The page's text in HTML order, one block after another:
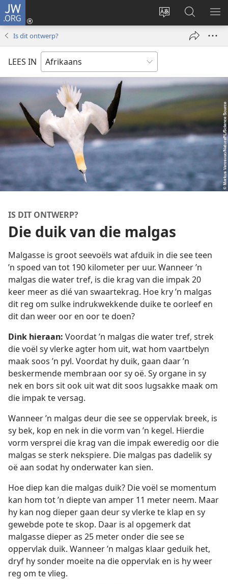
JW.ORG
Verander
Meld
aan
venster
Soek
op
JW.ORG
Is dit ontwerp?
LEES IN
IS DIT ONTWERP?
Die duik van die malgas
Malgasse is groot seevoëls wat afduik in die see teen
’n spoed van tot 190 kilometer per uur. Wanneer ’n
malgas die water tref, is die krag van die impak 20
keer meer as dié van swaartekrag. Hoe kry ’n malgas
dit reg om sulke indrukwekkende duike te oorleef en
dit dan weer oor en oor te doen?
Dink hieraan: Voordat ’n malgas die water tref, strek
die voël sy vlerke agter hom uit, wat hom vaartbelyn
maak soos ’n pyl. Voordat hy duik, gaan daar ’n
beskermende membraan oor sy oë. Sy organe in sy
nek en bors sit ook uit wat dit soos lugsakke maak om
die impak te versag.
Wanneer ’n malgas deur die see se oppervlak breek, is
sy bek, kop en nek in die vorm van ’n kegel. Hierdie
vorm versprei die krag van die impak eweredig oor die
malgas se sterk nekspiere. Die malgas pas dadelik sy
oë aan sodat hy onderwater kan sien.
Hoe diep kan die malgas duik? Die voël se momentum
kan hom tot ’n diepte van amper 11 meter neem. Maar
hy kan nog dieper gaan deur sy vlerke te klap en sy
gewebde pote te skop. Daar is al opgemerk dat
malgasse dieper as 25 meter onder die see se
oppervlak duik. Wanneer ’n malgas klaar geduik het,
dryf hy sonder moeite na die oppervlak en is hy weer
reg om te vlieg.